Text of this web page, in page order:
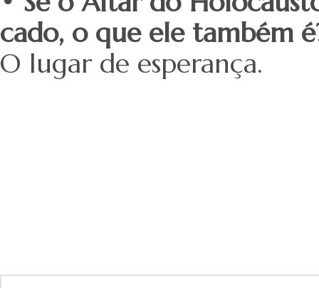
cado, o que ele também
O lugar de esperança.